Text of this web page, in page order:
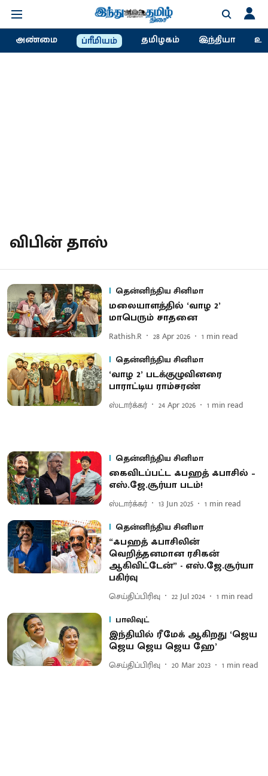
அண்மை ப்ரீமியம் தமிழகம் இந்தியா
விபின் தாஸ்
தென்னிந்திய சினிமா
மலையாளத்தில் ‘வாழ 2’
மாபெரும் சாதனை
Rathish.R 28 Apr 2026 1 min read
தென்னிந்திய சினிமா
‘வாழ 2’ படக்குழுவினரை
பாராட்டிய ராம்சரண்
ஸ்டார்க்கர் 24 Apr 2026 1 min read
தென்னிந்திய சினிமா
கைவிடப்பட்ட ஃபஹத் ஃபாசில் –
எஸ்.ஜே.சூர்யா படம்!
ஸ்டார்க்கர் 13 Jun 2025 1 min read
தென்னிந்திய சினிமா
“ஃபஹத் ஃபாசிலின்
வெறித்தனமான ரசிகன்
ஆகிவிட்டேன்” - எஸ்.ஜே.சூர்யா
பகிர்வு
செய்திப்பிரிவு 22 Jul 2024 1 min read
பாலிவுட்
இந்தியில் ரீமேக் ஆகிறது ‘ஜெய
ஜெய ஜெய ஜெய ஹே’
செய்திப்பிரிவு 20 Mar 2023 1 min read